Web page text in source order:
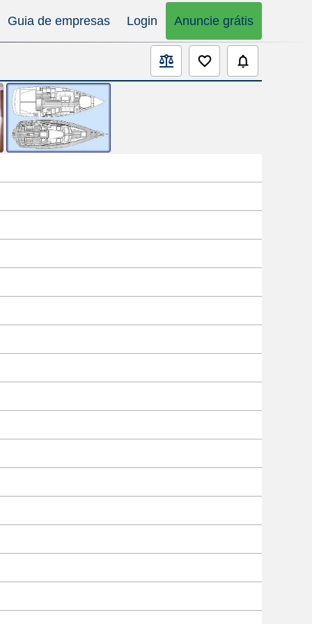
Guia de empresas Login Anuncie grátis